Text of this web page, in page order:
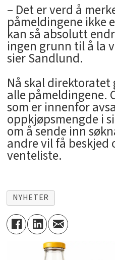
– Det er verd å
påmeldingene ikke
kan så absolutt
ingen grunn til å la
sier Sandlund.
Nå skal
alle påmeldingene.
som er innenfor
oppkjøpsmengde i
om å sende inn
andre vil få beskjed
venteliste.
NYHETER